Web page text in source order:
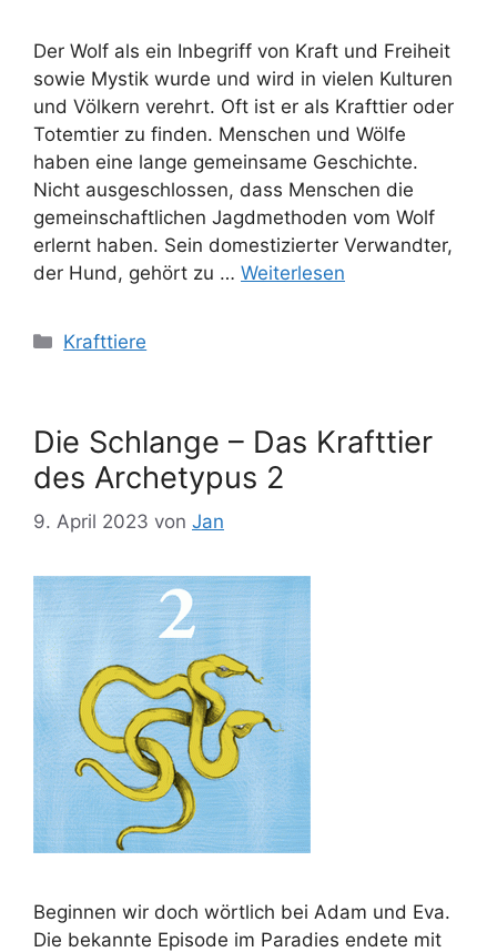
Der Wolf als ein Inbegriff von Kraft und Freiheit
sowie Mystik wurde und wird in vielen Kulturen
und Völkern verehrt. Oft ist er als Krafttier oder
Totemtier zu finden. Menschen und Wölfe
haben eine lange gemeinsame Geschichte.
Nicht ausgeschlossen, dass Menschen die
gemeinschaftlichen Jagdmethoden vom Wolf
erlernt haben. Sein domestizierter Verwandter,
der Hund, gehört zu … Weiterlesen
Kategorien
Krafttiere
Die Schlange – Das Krafttier
des Archetypus 2
9. April 2023 von Jan
Beginnen wir doch wörtlich bei Adam und Eva.
Die bekannte Episode im Paradies endete mit